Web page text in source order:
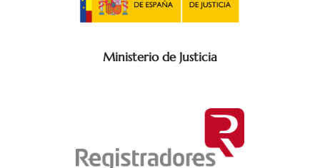
Ministerio de Justicia